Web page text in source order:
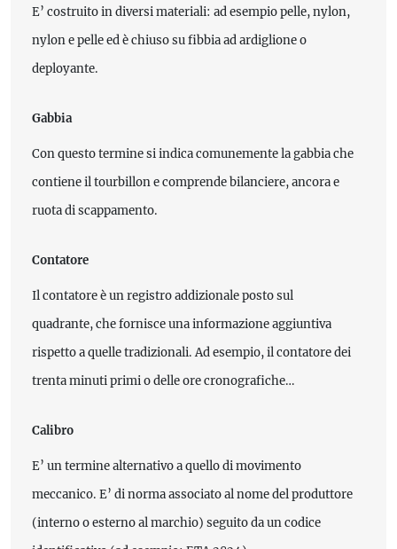
E’ costruito in diversi materiali: ad esempio pelle, nylon,
nylon e pelle ed è chiuso su fibbia ad ardiglione o
deployante.
Gabbia
Con questo termine si indica comunemente la gabbia che
contiene il tourbillon e comprende bilanciere, ancora e
ruota di scappamento.
Contatore
Il contatore è un registro addizionale posto sul
quadrante, che fornisce una informazione aggiuntiva
rispetto a quelle tradizionali. Ad esempio, il contatore dei
trenta minuti primi o delle ore cronografiche…
Calibro
E’ un termine alternativo a quello di movimento
meccanico. E’ di norma associato al nome del produttore
(interno o esterno al marchio) seguito da un codice